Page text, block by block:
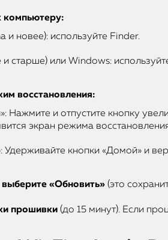
компьютеру:
и новее): используйте Finder.
и старше) или Windows:
восстановления:
Нажмите и отпустите кнопку
экран режима
Удерживайте кнопки «Домой» и
«Обновить» (это
прошивки (до 15 минут). Если